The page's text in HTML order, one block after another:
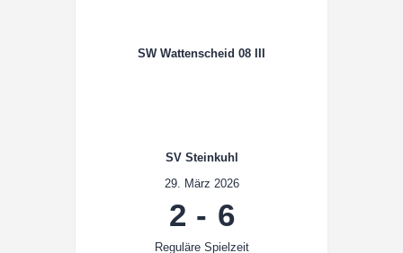
Unsere PartnerSW Wattenscheid 08 III
SV Steinkuhl
29. März 2026
2 - 6
Reguläre Spielzeit